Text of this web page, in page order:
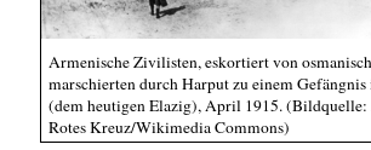
Armenische Zivilisten, eskortiert von
marschierten durch Harput zu einem
(dem heutigen Elazig), April 1915. (Bildquelle:
Rotes Kreuz/Wikimedia Commons)